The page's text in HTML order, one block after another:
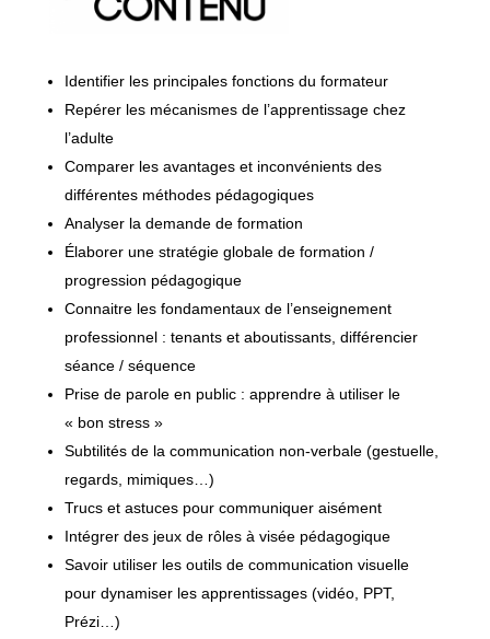
Identifier les principales fonctions du formateur
Repérer les mécanismes de l’apprentissage chez
l’adulte
Comparer les avantages et inconvénients des
différentes méthodes pédagogiques
Analyser la demande de formation
Élaborer une stratégie globale de formation /
progression pédagogique
Connaitre les fondamentaux de l’enseignement
professionnel : tenants et aboutissants, différencier
séance / séquence
Prise de parole en public : apprendre à utiliser le
« bon stress »
Subtilités de la communication non-verbale (gestuelle,
regards, mimiques…)
Trucs et astuces pour communiquer aisément
Intégrer des jeux de rôles à visée pédagogique
Savoir utiliser les outils de communication visuelle
pour dynamiser les apprentissages (vidéo, PPT,
Prézi…)